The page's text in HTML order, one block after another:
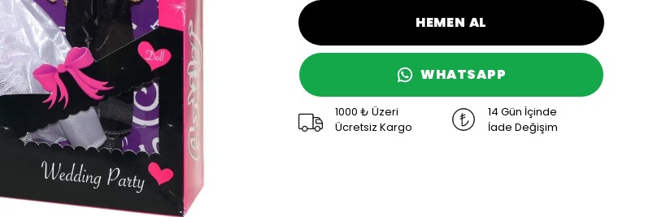
HEMEN AL
WHATSAPP
1000 ₺ Üzeri
Ücretsiz Kargo
14 Gün İçinde
İade Değişim